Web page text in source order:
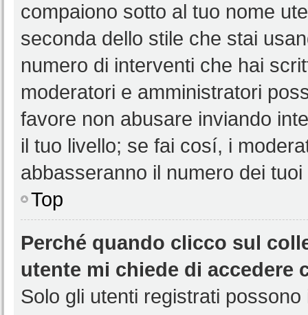
compaiono sotto al tuo nome
seconda dello stile che stai
numero di interventi che hai
moderatori e amministratori
favore non abusare inviando
il tuo livello; se fai cosí, i
abbasseranno il numero dei
Top
Perché quando clicco sul
utente mi chiede di accedere
Solo gli utenti registrati